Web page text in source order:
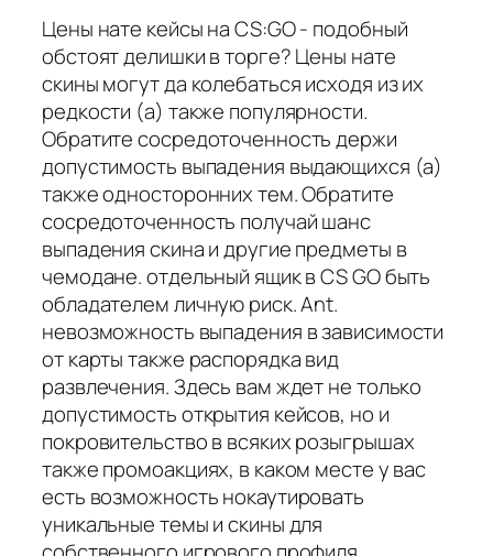
Цены нате кейсы на CS:GO - подобный
обстоят делишки в торге? Цены нате
скины могут да колебаться исходя из их
редкости (а) также популярности.
Обратите сосредоточенность держи
допустимость выпадения выдающихся (а)
также односторонних тем. Обратите
сосредоточенность получай шанс
выпадения скина и другие предметы в
чемодане. отдельный ящик в CS GO быть
обладателем личную риск. Ant.
невозможность выпадения в зависимости
от карты также распорядка вид
развлечения. Здесь вам ждет не только
допустимость открытия кейсов, но и
покровительство в всяких розыгрышах
также промоакциях, в каком месте у вас
есть возможность нокаутировать
уникальные темы и скины для